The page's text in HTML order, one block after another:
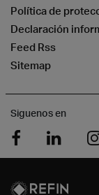
Política de
Declaración
Feed Rss
Sitemap
Siguenos en